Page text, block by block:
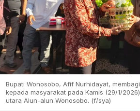
Bupati Wonosobo, Afif Nurhidayat,
kepada masyarakat pada Kamis (29/1/
utara Alun-alun Wonosobo. (f/sya)